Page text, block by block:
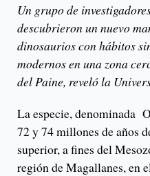
Un grupo de
descubrieron un nuevo
dinosaurios con hábitos
modernos en una zona
del Paine, reveló la
La especie, denominada
72 y 74 millones de años
superior, a fines del
región de Magallanes, en